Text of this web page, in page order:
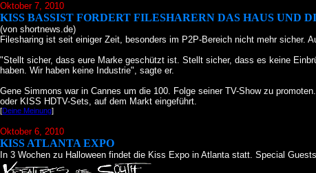
Oktober 7, 2010
KISS BASSIST FORDERT FILESHARERN DAS HAUS UND
(von shortnews.de)
Filesharing ist seit einiger Zeit, besonders im P2P-Bereich nicht mehr sicher.
"Stellt sicher, dass eure Marke geschützt ist. Stellt sicher, dass es keine
haben. Wir haben keine Industrie", sagte er.
Gene Simmons war in Cannes um die 100. Folge seiner TV-Show zu
oder KISS HDTV-Sets, auf dem Markt eingeführt.
[Deine Meinung]
Oktober 6, 2010
KISS ATLANTA EXPO
In 3 Wochen zu Halloween findet die Kiss Expo in Atlanta statt. Special